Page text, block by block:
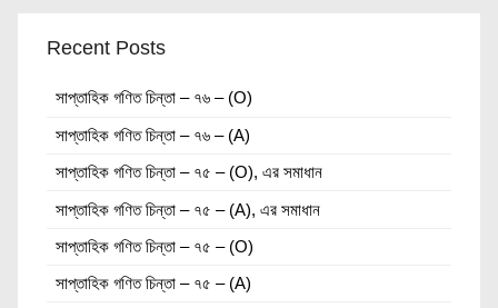
Recent Posts
সাপ্তাহিক গণিত চিন্তা – ৭৬ – (O)
সাপ্তাহিক গণিত চিন্তা – ৭৬ – (A)
সাপ্তাহিক গণিত চিন্তা – ৭৫ – (O), এর সমাধান
সাপ্তাহিক গণিত চিন্তা – ৭৫ – (A), এর সমাধান
সাপ্তাহিক গণিত চিন্তা – ৭৫ – (O)
সাপ্তাহিক গণিত চিন্তা – ৭৫ – (A)